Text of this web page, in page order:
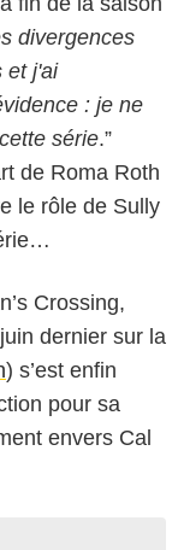
divergences
et j'ai
: je ne
série.”
de Roma Roth
le rôle de Sully
Crossing,
dernier sur la
) s’est enfin
pour sa
envers Cal